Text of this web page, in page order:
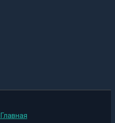
Главная